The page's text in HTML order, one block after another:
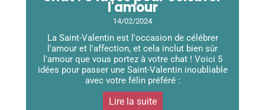
l'amour
14/02/2024
La Saint-Valentin est l'occasion de célébrer
l'amour et l'affection, et cela inclut bien sûr
l'amour que vous portez à votre chat ! Voici 5
idées pour passer une Saint-Valentin inoubliable
avec votre félin préféré :
Lire la suite